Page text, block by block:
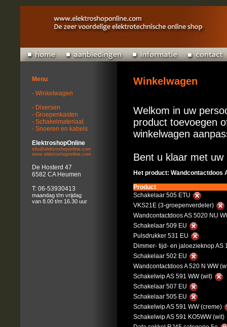
Menu
- Winkelwagen
- Diversen
- Groepenkasten
- Schakelmateriaal
- Snoeren en kabels
ElektroshopOnline
info@elektroshoponline.com
www.elektroshoponline.com
De Hosterd 47
6582 CA Heumen
T: 06-53930413
maandag t/m vrijdag
van 8.00 t/m 16.30 uur
Winkelwagen
Welkom in uw
product toevoegen
winkelwagen
Bent u klaar met
Het product: Wandcontactdoos
Product
Schakelaar 505 ETU
VKS21E (3-groepenverdeler)
Wandcontactdoos AS 5020 NU
Schakelaar 509 EU
Pulsdrukker 531 EU
Dimmer- tijd- en jaloezieknop AS
Schakelaar 502 EU
Wandcontactdoos A 520 N WW
Schakelwip AS 591 WW (wit)
Schakelaar 507 EU
Schakelaar 505 EU
Schakelwip AS 591 WW (creme)
Schakelwip AS 591 KO5WW (wit)